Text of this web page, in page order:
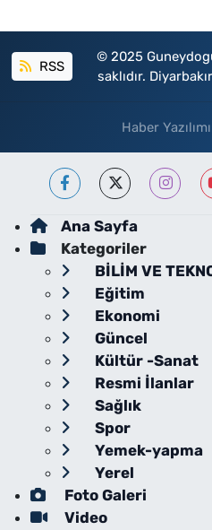
RSS
© 2025
saklıdır.
Haber
Ana Sayfa
Kategoriler
BİLİM VE
Eğitim
Ekonomi
Güncel
Kültür -Sanat
Resmi İlanlar
Sağlık
Spor
Yemek-yapma
Yerel
Foto Galeri
Video